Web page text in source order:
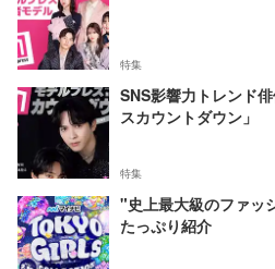
特集
SNS影響力トレンド
スカウントダウン」
特集
"史上最大級のファッ
たっぷり紹介